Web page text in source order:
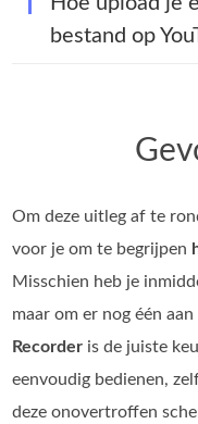
bestand op
Om deze uitleg af te
voor je om te begrijpen
Misschien heb je
maar om er nog één
Recorder is de juiste
eenvoudig bedienen,
deze onovertroffen